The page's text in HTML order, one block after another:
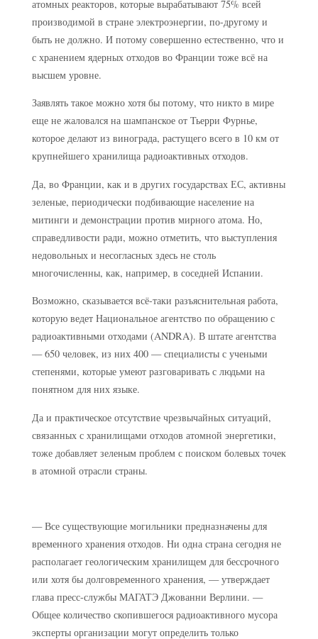
атомных реакторов, которые вырабатывают 75% всей
производимой в стране электроэнергии, по-другому и
быть не должно. И потому совершенно естественно, что и
с хранением ядерных отходов во Франции тоже всё на
высшем уровне.
Заявлять такое можно хотя бы потому, что никто в мире
еще не жаловался на шампанское от Тьерри Фурнье,
которое делают из винограда, растущего всего в 10 км от
крупнейшего хранилища радиоактивных отходов.
Да, во Франции, как и в других государствах ЕС, активны
зеленые, периодически подбивающие население на
митинги и демонстрации против мирного атома. Но,
справедливости ради, можно отметить, что выступления
недовольных и несогласных здесь не столь
многочисленны, как, например, в соседней Испании.
Возможно, сказывается всё-таки разъяснительная работа,
которую ведет Национальное агентство по обращению с
радиоактивными отходами (ANDRA). В штате агентства
— 650 человек, из них 400 — специалисты с учеными
степенями, которые умеют разговаривать с людьми на
понятном для них языке.
Да и практическое отсутствие чрезвычайных ситуаций,
связанных с хранилищами отходов атомной энергетики,
тоже добавляет зеленым проблем с поиском болевых точек
в атомной отрасли страны.
— Все существующие могильники предназначены для
временного хранения отходов. Ни одна страна сегодня не
располагает геологическим хранилищем для бессрочного
или хотя бы долговременного хранения, — утверждает
глава пресс-службы МАГАТЭ Джованни Верлини. —
Общее количество скопившегося радиоактивного мусора
эксперты организации могут определить только